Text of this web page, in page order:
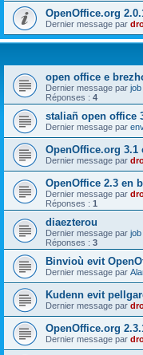
OpenOffice.org
Dernier message par
open office e
Dernier message par job
Réponses : 4
staliañ open office
Dernier message par
OpenOffice.org
Dernier message par
OpenOffice 2.3 en
Dernier message par
Réponses : 1
diaezterou
Dernier message par job
Réponses : 3
Binvioù evit
Dernier message par
Kudenn evit
Dernier message par
OpenOffice.org
Dernier message par